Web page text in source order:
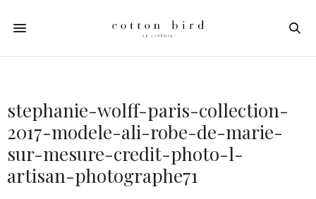
stephanie-wolff-paris-collection-
2017-modele-ali-robe-de-marie-
sur-mesure-credit-photo-l-
artisan-photographe71